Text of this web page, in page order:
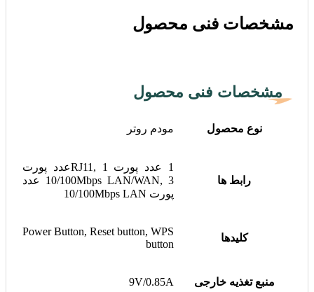
مشخصات فنی محصول
مشخصات فنی محصول
نوع محصول مودم روتر
رابط ها
1 عدد پورت RJ11, 1عدد پورت
10/100Mbps LAN/WAN, 3 عدد
پورت 10/100Mbps LAN
کلیدها
Power Button, Reset button, WPS
button
منبع تغذیه خارجی 9V/0.85A